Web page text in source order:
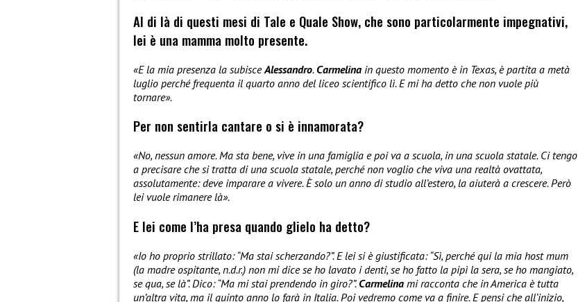
Al di là di questi mesi di Tale e Quale Show, che sono particolarmente impegnativi,
lei è una mamma molto presente.
«E la mia presenza la subisceAlessandro. Carmelina in questo momento è in Texas, è partita a metà
luglio perché frequenta il quarto anno del liceo scientifico lì. E mi ha detto che non vuole più
tornare».
Per non sentirla cantare o si è innamorata?
«No, nessun amore. Ma sta bene, vive in una famiglia e poi va a scuola, in una scuola statale. Ci tengo
a precisare che si tratta di una scuola statale, perché non voglio che viva una realtà ovattata,
assolutamente: deve imparare a vivere. È solo un anno di studio all’estero, la aiuterà a crescere. Però
lei vuole rimanere là».
E lei come l’ha presa quando glielo ha detto?
«Io ho proprio strillato: “Ma stai scherzando?”. E lei si è giustificata: “Sì, perché qui la mia host mum
(la madre ospitante, n.d.r.) non mi dice se ho lavato i denti, se ho fatto la pipì la sera, se ho mangiato,
se qua, se là”. Dico: “Ma mi stai prendendo in giro?”. Carmelina mi racconta che in America è tutta
un’altra vita, ma il quinto anno lo farà in Italia. Poi vedremo come va a finire. E pensi che all’inizio,